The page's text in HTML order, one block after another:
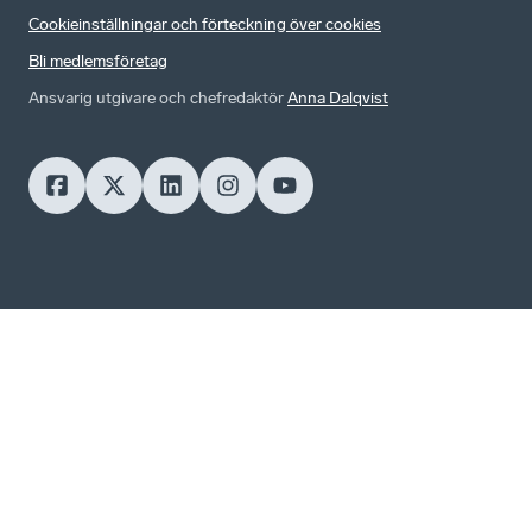
Cookieinställningar och förteckning över cookies
Bli medlemsföretag
Ansvarig utgivare och chefredaktörAnna Dalqvist